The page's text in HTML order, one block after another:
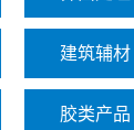
建筑辅材
胶类产品